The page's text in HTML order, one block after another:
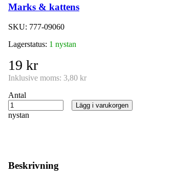
Marks & kattens
SKU: 777-09060
Lagerstatus: 1 nystan
19 kr
Inklusive moms: 3,80 kr
Antal
nystan
Lägg i varukorgen
Beskrivning